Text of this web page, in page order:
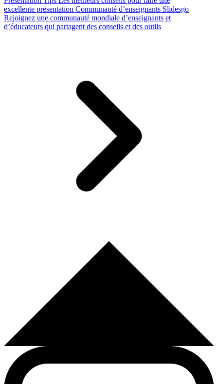
excellente présentation Communauté d’enseignants Slidesgo
Rejoignez une communauté mondiale d’enseignants et
d’éducateurs qui partagent des conseils et des outils